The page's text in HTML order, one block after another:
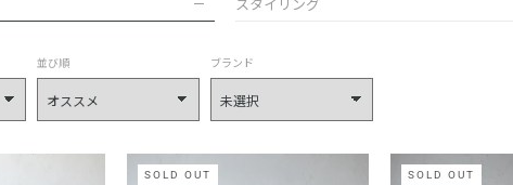
並び順 ブランド
SOLD OUT SOLD OUT